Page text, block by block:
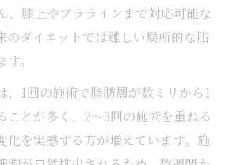
、膝上やブララインまで対応可能な
のダイエットでは難しい局所的な脂
。
、1回の施術で脂肪層が数ミリから1
ことが多く、2〜3回の施術を重ねる
化を実感する方が増えています。施